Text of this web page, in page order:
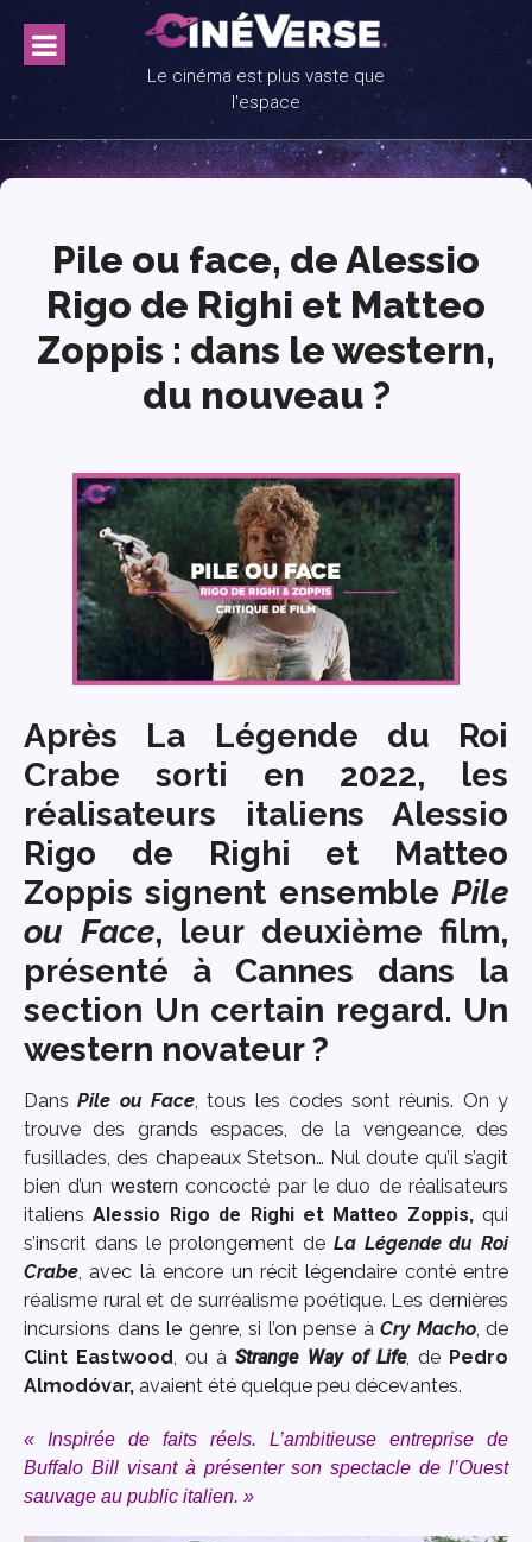
content
Le cinéma est plus vaste que
l'espace
Pile ou face, de Alessio
Rigo de Righi et Matteo
Zoppis : dans le western,
du nouveau ?
Après La Légende du Roi
Crabe sorti en 2022, les
réalisateurs italiens Alessio
Rigo de Righi et Matteo
Zoppis signent ensemble Pile
ou Face, leur deuxième film,
présenté à Cannes dans la
section Un certain regard. Un
western novateur ?
DansPile ou Face, tous les codes sont réunis. On y
trouve des grands espaces, de la vengeance, des
fusillades, des chapeaux Stetson… Nul doute qu’il s’agit
bien d’un westernconcocté par le duo de réalisateurs
italiensAlessio Rigo de Righi et Matteo Zoppis,qui
s’inscrit dans le prolongement de La Légende du Roi
Crabe, avec là encore un récit légendaire conté entre
réalisme rural et de surréalisme poétique. Les dernières
incursions dans le genre, si l’on pense à Cry Macho, de
Clint Eastwood, ou àStrange Way of Life, de Pedro
Almodóvar, avaient été quelque peu décevantes.
« Inspirée de faits réels. L’ambitieuse entreprise de
Buffalo Bill visant à présenter son spectacle de l’Ouest
sauvage au public italien. »